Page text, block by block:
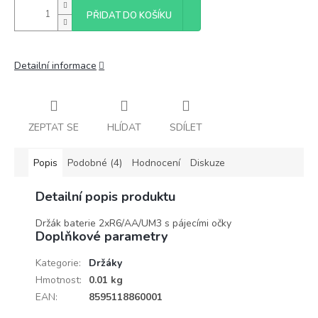
PŘIDAT DO KOŠÍKU
Detailní informace
ZEPTAT SE HLÍDAT SDÍLET
Popis Podobné (4) Hodnocení Diskuze
Detailní popis produktu
Držák baterie 2xR6/AA/UM3 s pájecími očky
Doplňkové parametry
Kategorie:
Držáky
Hmotnost:
0.01 kg
EAN: 8595118860001